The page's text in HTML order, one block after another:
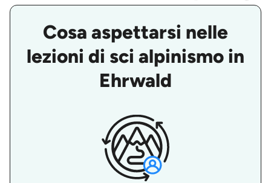
Cosa aspettarsi nelle
lezioni di sci alpinismo in
Ehrwald